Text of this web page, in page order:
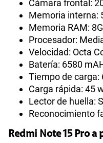
Cámara frontal:
Memoria interna:
Memoria RAM:
Procesador:
Velocidad: Octa
Batería: 6580
Tiempo de carga:
Carga rápida: 45
Lector de huella:
Reconocimiento
Redmi Note 15 Pro